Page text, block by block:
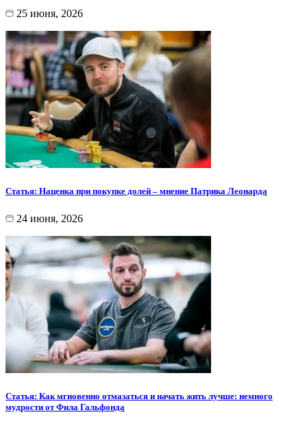
25 июня, 2026
Статья: Наценка при покупке долей – мнение Патрика Леонарда
24 июня, 2026
Статья: Как мгновенно отмазаться и начать жить лучше: немного
мудрости от Фила Гальфонда